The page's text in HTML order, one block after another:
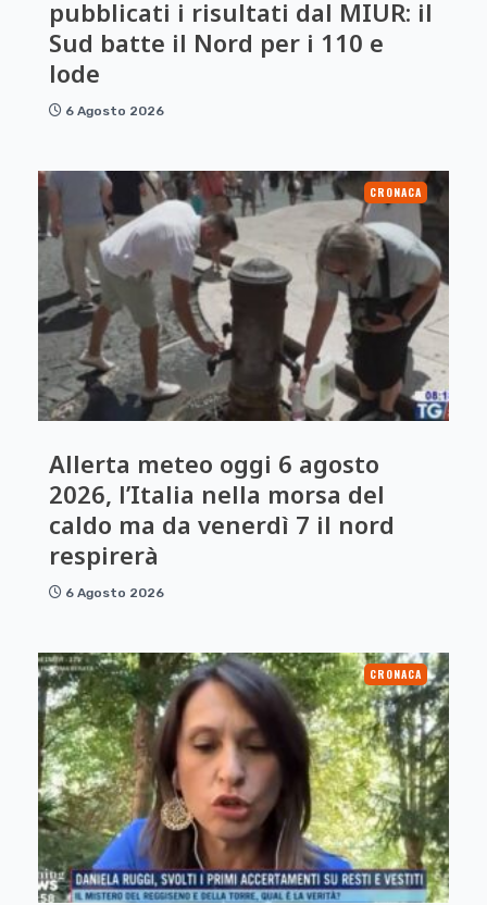
pubblicati i risultati dal MIUR: il
Sud batte il Nord per i 110 e
lode
6 Agosto 2026
CRONACA
Allerta meteo oggi 6 agosto
2026, l’Italia nella morsa del
caldo ma da venerdì 7 il nord
respirerà
6 Agosto 2026
CRONACA